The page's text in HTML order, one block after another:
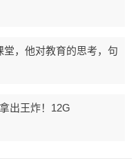
，他对教育的思考，句
出王炸！12G